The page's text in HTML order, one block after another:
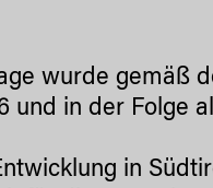
wurde gemäß
und in der Folge
in